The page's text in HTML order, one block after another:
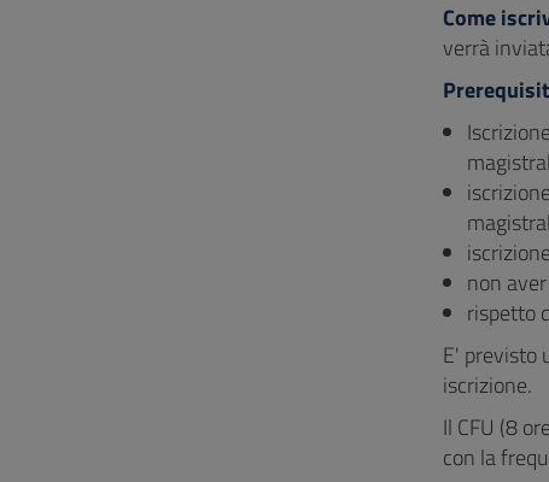
Come
verrà
non
rispetto
E' previsto
iscrizione.
Il CFU (8
con la